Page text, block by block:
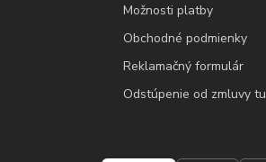
Možnosti platby
Obchodné podmienky
Reklamačný formulár
Odstúpenie od zmluvy tu